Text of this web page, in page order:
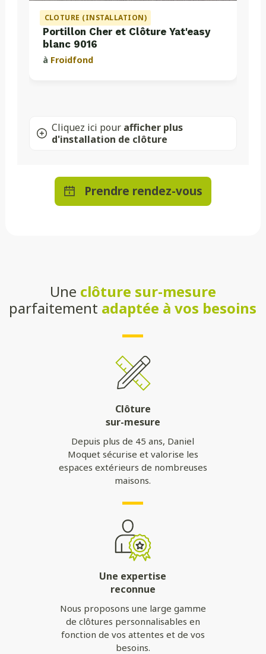
CLOTURE (INSTALLATION)
Portillon Cher et Clôture Yat'easy
blanc 9016
à Froidfond
Cliquez ici pour afficher plus
d'installation de clôture
Prendre rendez-vous
Une clôture sur-mesure
parfaitement adaptée à vos besoins
Clôture
sur-mesure
Depuis plus de 45 ans, Daniel
Moquet sécurise et valorise les
espaces extérieurs de nombreuses
maisons.
Une expertise
reconnue
Nous proposons une large gamme
de clôtures personnalisables en
fonction de vos attentes et de vos
besoins.